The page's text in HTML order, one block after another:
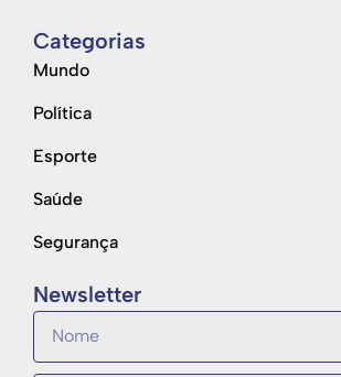
Categorias
Mundo
Política
Esporte
Saúde
Segurança
Newsletter